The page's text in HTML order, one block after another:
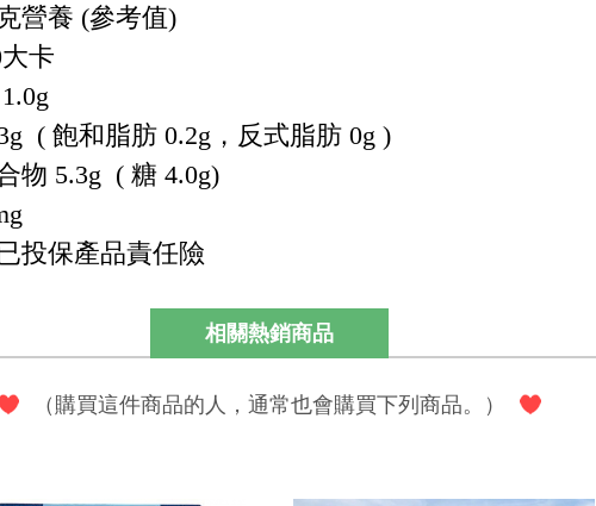
營養 (參考值)
卡
( 飽和脂肪 0.2g，反式脂肪 0g )
物 5.3g ( 糖 4.0g)
投保產品責任險
相關熱銷商品
（購買這件商品的人，通常也會購買下列商品。）